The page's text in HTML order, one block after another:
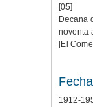
[05]
Decana
noventa
[El
Fecha
1912-